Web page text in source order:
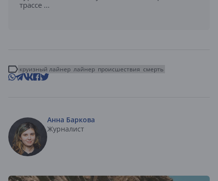
трассе ...
круизный лайнер лайнер происшествия смерть
Анна Баркова
Журналист